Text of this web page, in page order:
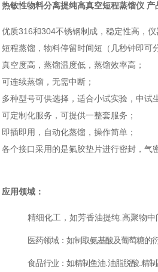
热敏性物料分离提纯高真空短程蒸馏仪 产
优质316和304不锈钢制成，稳定性高，仪
短程蒸馏，物料停留时间短（几秒钟即可
真空度高，蒸馏温度低，蒸馏效率高；
可连续蒸馏，无需中断；
多种型号可供选择，适合小试实验，中试
可定制化服务，可提供一整套服务；
即插即用，自动化蒸馏，操作简单；
各个接口采用的是氟胶垫片进行密封，气
应用领域：
精细化工，如芳香油提纯 高聚物中
医药领域：如制取氨基酸及葡萄糖的
食品行业：如精制鱼油 油脂脱酸 精